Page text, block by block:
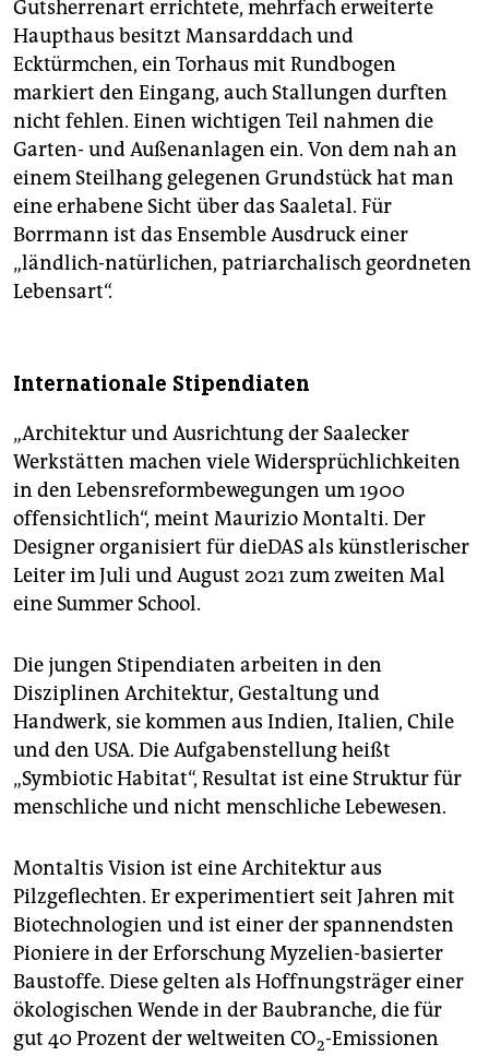
Gutsherrenart errichtete, mehrfach erweiterte
Haupthaus besitzt Mansarddach und
Ecktürmchen, ein Torhaus mit Rundbogen
markiert den Eingang, auch Stallungen durften
nicht fehlen. Einen wichtigen Teil nahmen die
Garten- und Außenanlagen ein. Von dem nah an
einem Steilhang gelegenen Grundstück hat man
eine erhabene Sicht über das Saaletal. Für
Borrmann ist das Ensemble Ausdruck einer
„ländlich-natürlichen, patriarchalisch geordneten
Lebensart“.
Internationale Stipendiaten
„Architektur und Ausrichtung der Saalecker
Werkstätten machen viele Widersprüchlichkeiten
in den Lebensreformbewegungen um 1900
offensichtlich“, meint Maurizio Montalti. Der
Designer organisiert für ­dieDAS als künstlerischer
Leiter im Juli und August 2021 zum zweiten Mal
eine Summer School.
Die jungen Stipendiaten arbeiten in den
Disziplinen Architektur, Gestaltung und
Handwerk, sie kommen aus Indien, Italien, Chile
und den USA. Die Aufgabenstellung heißt
„Symbiotic Habitat“, Resultat ist eine Struktur für
menschliche und nicht menschliche Lebewesen.
Montaltis Vision ist eine Architektur aus
Pilzgeflechten. Er experimentiert seit Jahren mit
Biotechnologien und ist einer der spannendsten
Pioniere in der Erforschung Myzelien-basierter
Baustoffe. Diese gelten als Hoffnungsträger einer
ökologischen Wende in der Baubranche, die für
gut 40 Prozent der weltweiten CO2-Emissionen